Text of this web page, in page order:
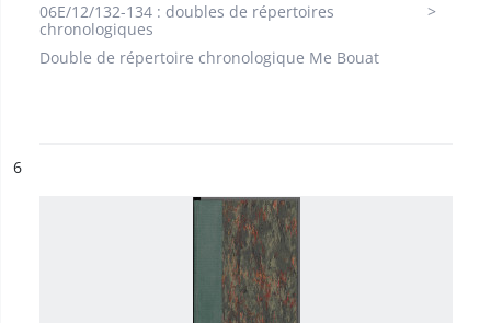
06E/12/132-134 : doubles de répertoires
chronologiques
Double de répertoire chronologique Me Bouat
n°
6